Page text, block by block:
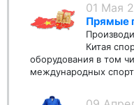
01 Мая
Прямые
Китая
оборудования в том
международных